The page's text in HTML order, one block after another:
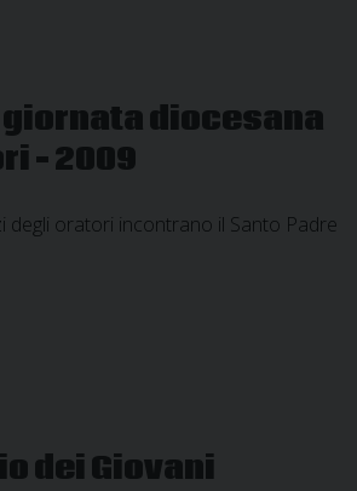
diocesana
– 2009
degli oratori incontrano il Santo Padre
dei Giovani